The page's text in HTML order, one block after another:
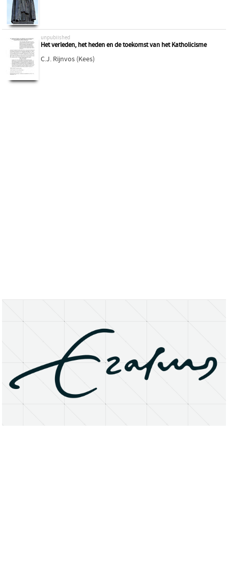
unpublished
Het verleden, het heden en de toekomst van het Katholicisme
C.J. Rijnvos (Kees)